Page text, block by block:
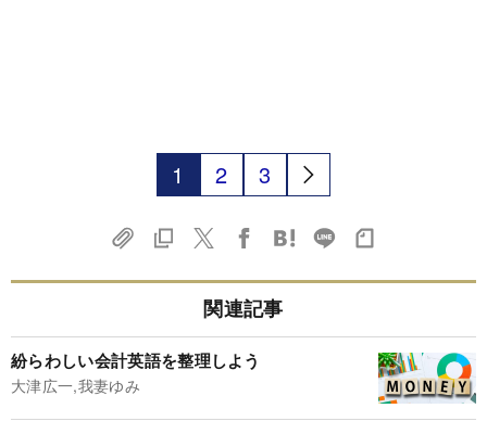
1 2 3
関連記事
紛らわしい会計英語を整理しよう
大津広一,我妻ゆみ